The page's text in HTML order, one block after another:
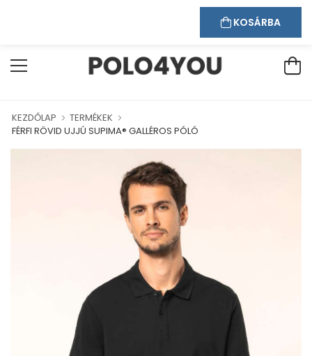
Bejelentkezés Regisztráció
KEZDŐLAP
TERMÉKEK
FÉRFI RÖVID UJJÚ SUPIMA® GALLÉROS PÓLÓ
KOSÁRBA